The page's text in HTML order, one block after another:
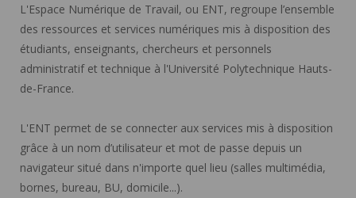
L'Espace Numérique de Travail, ou ENT, regroupe l’ensemble
des ressources et services numériques mis à disposition des
étudiants, enseignants, chercheurs et personnels
administratif et technique à l'Université Polytechnique Hauts-
de-France.
L'ENT permet de se connecter aux services mis à disposition
grâce à un nom d’utilisateur et mot de passe depuis un
navigateur situé dans n'importe quel lieu (salles multimédia,
bornes, bureau, BU, domicile...).